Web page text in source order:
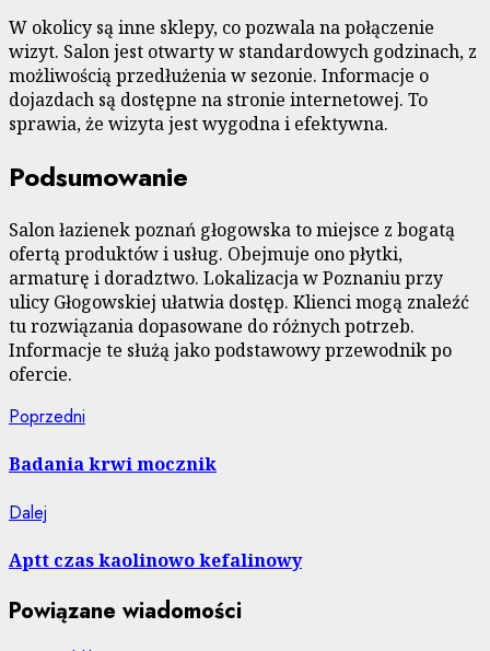
W okolicy są inne sklepy, co pozwala na połączenie
wizyt. Salon jest otwarty w standardowych godzinach, z
możliwością przedłużenia w sezonie. Informacje o
dojazdach są dostępne na stronie internetowej. To
sprawia, że wizyta jest wygodna i efektywna.
Podsumowanie
Salon łazienek poznań głogowska to miejsce z bogatą
ofertą produktów i usług. Obejmuje ono płytki,
armaturę i doradztwo. Lokalizacja w Poznaniu przy
ulicy Głogowskiej ułatwia dostęp. Klienci mogą znaleźć
tu rozwiązania dopasowane do różnych potrzeb.
Informacje te służą jako podstawowy przewodnik po
ofercie.
Nawigacja
wpisu
Poprzedni
Badania krwi mocznik
Dalej
Aptt czas kaolinowo kefalinowy
Powiązane wiadomości